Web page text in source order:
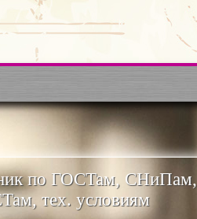
по ГОСТам, СНиПам,
тех. условиям